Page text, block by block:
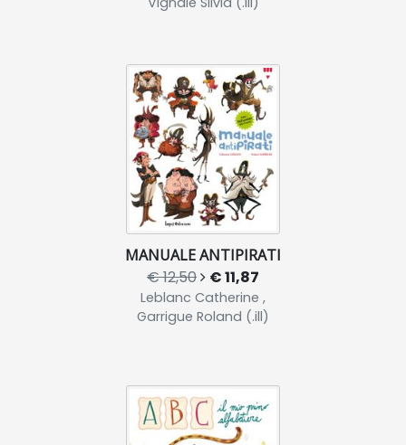
MANUALE ANTIPIRATI
€ 12,50 € 11,87
Leblanc Catherine ,
Garrigue Roland (.ill)